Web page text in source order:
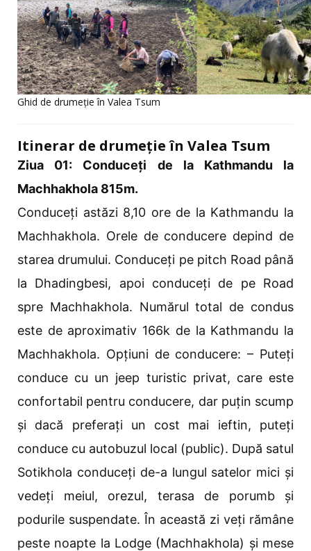
Ghid de drumeție în Valea Tsum
Itinerar de drumeție în Valea Tsum
Ziua 01: Conduceți de la Kathmandu la
Machhakhola 815m.
Conduceți astăzi 8,10 ore de la Kathmandu la
Machhakhola. Orele de conducere depind de
starea drumului. Conduceți pe pitch Road până
la Dhadingbesi, apoi conduceți de pe Road
spre Machhakhola. Numărul total de condus
este de aproximativ 166k de la Kathmandu la
Machhakhola. Opțiuni de conducere: – Puteți
conduce cu un jeep turistic privat, care este
confortabil pentru conducere, dar puțin scump
și dacă preferați un cost mai ieftin, puteți
conduce cu autobuzul local (public). După satul
Sotikhola conduceți de-a lungul satelor mici și
vedeți meiul, orezul, terasa de porumb și
podurile suspendate. În această zi veți rămâne
peste noapte la Lodge (Machhakhola) și mese